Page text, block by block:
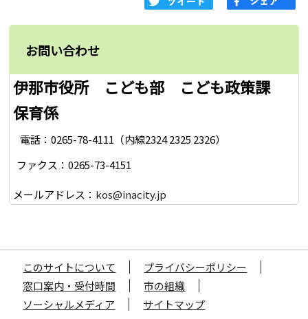
お問い合わせ
伊那市役所 こども部 こども政策課
保育係
電話：0265-78-4111（内線2324 2325 2326）
ファクス：0265-73-4151
メールアドレス： kos@inacity.jp
このサイトについて
プライバシーポリシー
窓口案内・受付時間
市の組織
ソーシャルメディア
サイトマップ